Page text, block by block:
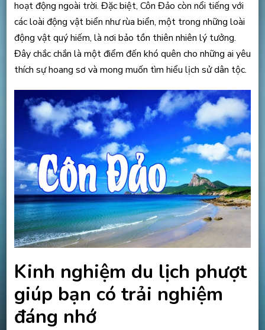
hoạt động ngoài trời. Đặc biệt, Côn Đảo còn nổi tiếng với
các loài động vật biển như rùa biển, một trong những loài
động vật quý hiếm, là nơi bảo tồn thiên nhiên lý tưởng.
Đây chắc chắn là một điểm đến khó quên cho những ai yêu
thích sự hoang sơ và mong muốn tìm hiểu lịch sử dân tộc.
Kinh nghiệm du lịch phượt
giúp bạn có trải nghiệm
đáng nhớ